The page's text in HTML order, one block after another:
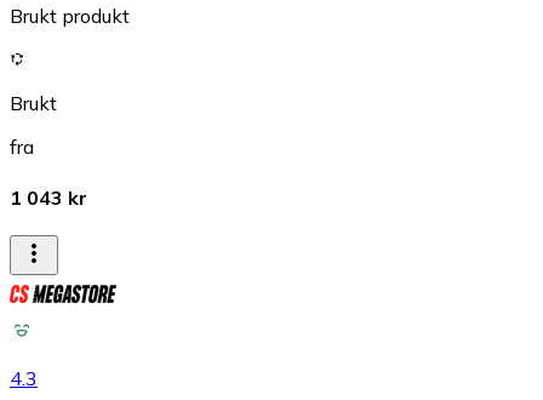
Brukt produkt
Brukt
fra
1 043 kr
4.3